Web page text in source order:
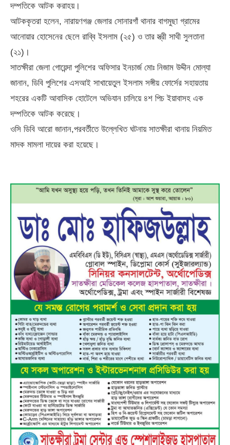
দম্পতিকে আটক করাহয়।
আটককৃতরা হলেন, নারায়ণগঞ্জ জেলার সোনারগাঁ থানার বাগমুছা গ্রামের
আনোয়ার হোসেনের ছেলে রাব্বি ইসলাম (২৫) ও তার স্ত্রী সাথী সুলতানা
(২১)।
সাতক্ষীরা জেলা গোয়েন্দা পুলিশের অফিসার ইনচার্জ মোঃ নিজাম উদ্দীন মোল্যা
জানান, ডিবি পুলিশের এসআই সাখায়েতুল ইসলাম সঙ্গীয় ফোর্সের সহায়তায়
শহরের একটি আবাসিক হোটেলে অভিযান চালিয়ে ৪শ পিচ ইয়াবাসহ এক
দম্পতিকে আটক করেছে।
ওসি ডিবি আরো জানান,পরবর্তীতে উল্লেখিত ঘটনায় সাতক্ষীরা থানায় নিয়মিত
মাদক মামলা দায়ের করা হয়েছে।